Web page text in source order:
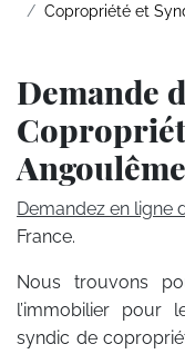
Copropriété et
Demande
Angoulême
Demandez en ligne
France.
Nous trouvons
l’immobilier pour
syndic de